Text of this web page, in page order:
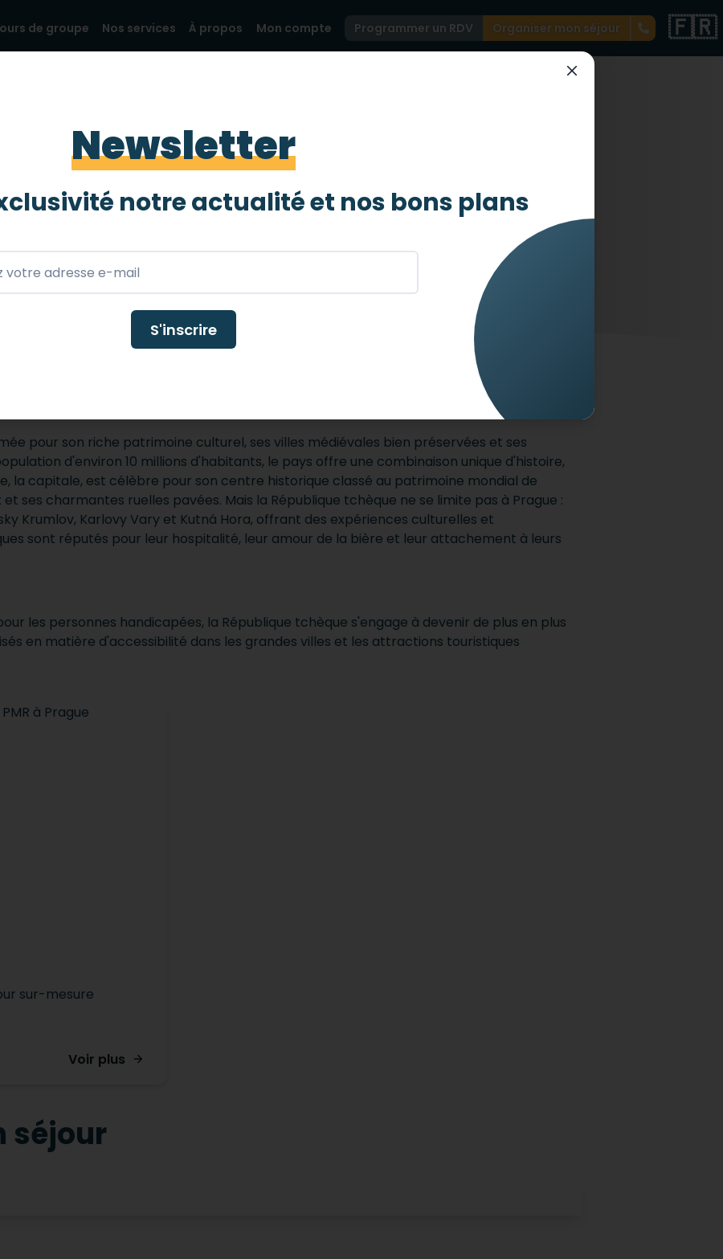
de groupe Nos services À propos Mon compte Programmer un RDV Organiser mon séjour 🇫🇷
pour son riche patrimoine culturel, ses villes médiévales bien préservées et ses
d'environ 10 millions d'habitants, le pays offre une combinaison unique d'histoire,
la capitale, est célèbre pour son centre historique classé au patrimoine mondial de
et ses charmantes ruelles pavées. Mais la République tchèque ne se limite pas à Prague :
Krumlov, Karlovy Vary et Kutná Hora, offrant des expériences culturelles et
sont réputés pour leur hospitalité, leur amour de la bière et leur attachement à leurs
les personnes handicapées, la République tchèque s'engage à devenir de plus en plus
en matière d'accessibilité dans les grandes villes et les attractions touristiques
sur-mesure
Voir plus
séjour
Newsletter
notre actualité et nos bons plans
S'inscrire